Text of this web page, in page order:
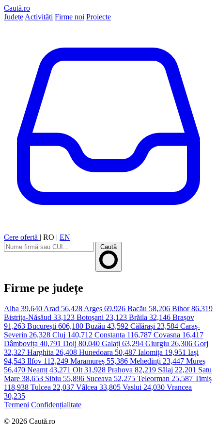
Caută.ro
Județe Activități Firme noi Proiecte
Cere ofertă | RO | EN
Caută
Firme pe județe
Alba 39,640 Arad 56,428 Argeș 69,926 Bacău 58,206 Bihor 86,319
Bistrița-Năsăud 33,123 Botoșani 23,123 Brăila 32,146 Brașov
91,263 București 606,180 Buzău 43,592 Călărași 23,584 Caraș-
Severin 26,328 Cluj 140,712 Constanța 116,787 Covasna 16,417
Dâmbovița 40,791 Dolj 80,040 Galați 63,294 Giurgiu 26,306 Gorj
32,327 Harghita 26,408 Hunedoara 50,487 Ialomița 19,951 Iași
94,543 Ilfov 112,249 Maramureș 55,386 Mehedinți 23,447 Mureș
56,470 Neamț 43,271 Olt 31,928 Prahova 82,219 Sălaj 22,201 Satu
Mare 38,653 Sibiu 55,896 Suceava 52,275 Teleorman 25,587 Timiș
118,938 Tulcea 22,037 Vâlcea 33,805 Vaslui 24,030 Vrancea
30,235
Termeni Confidențialitate
© 2026 Caută.ro